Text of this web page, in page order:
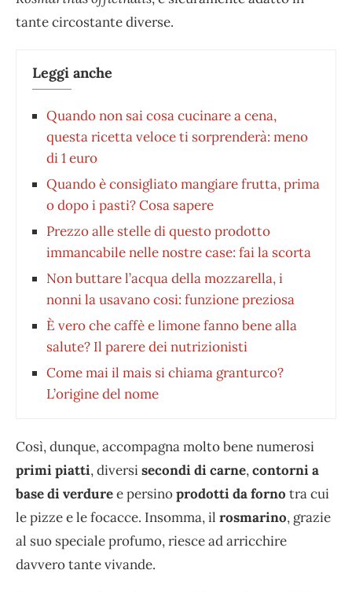
tante circostante diverse.
Leggi anche
Quando non sai cosa cucinare a cena,
questa ricetta veloce ti sorprenderà: meno
di 1 euro
Quando è consigliato mangiare frutta, prima
o dopo i pasti? Cosa sapere
Prezzo alle stelle di questo prodotto
immancabile nelle nostre case: fai la scorta
Non buttare l’acqua della mozzarella, i
nonni la usavano cosi: funzione preziosa
È vero che caffè e limone fanno bene alla
salute? Il parere dei nutrizionisti
Come mai il mais si chiama granturco?
L’origine del nome
Così, dunque, accompagna molto bene numerosi
primi piatti, diversisecondi di carne,contorni a
base di verduree persinoprodotti da forno tra cui
le pizze e le focacce. Insomma, il rosmarino, grazie
al suo speciale profumo, riesce ad arricchire
davvero tante vivande.